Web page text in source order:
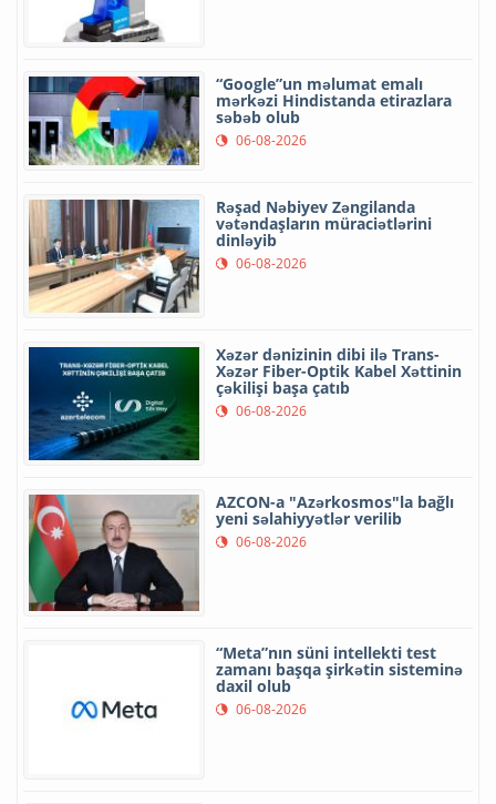
“Google”un məlumat emalı
mərkəzi Hindistanda etirazlara
səbəb olub
06-08-2026
Rəşad Nəbiyev Zəngilanda
vətəndaşların müraciətlərini
dinləyib
06-08-2026
Xəzər dənizinin dibi ilə Trans-
Xəzər Fiber-Optik Kabel Xəttinin
çəkilişi başa çatıb
06-08-2026
AZCON-a "Azərkosmos"la bağlı
yeni səlahiyyətlər verilib
06-08-2026
“Meta”nın süni intellekti test
zamanı başqa şirkətin sisteminə
daxil olub
06-08-2026